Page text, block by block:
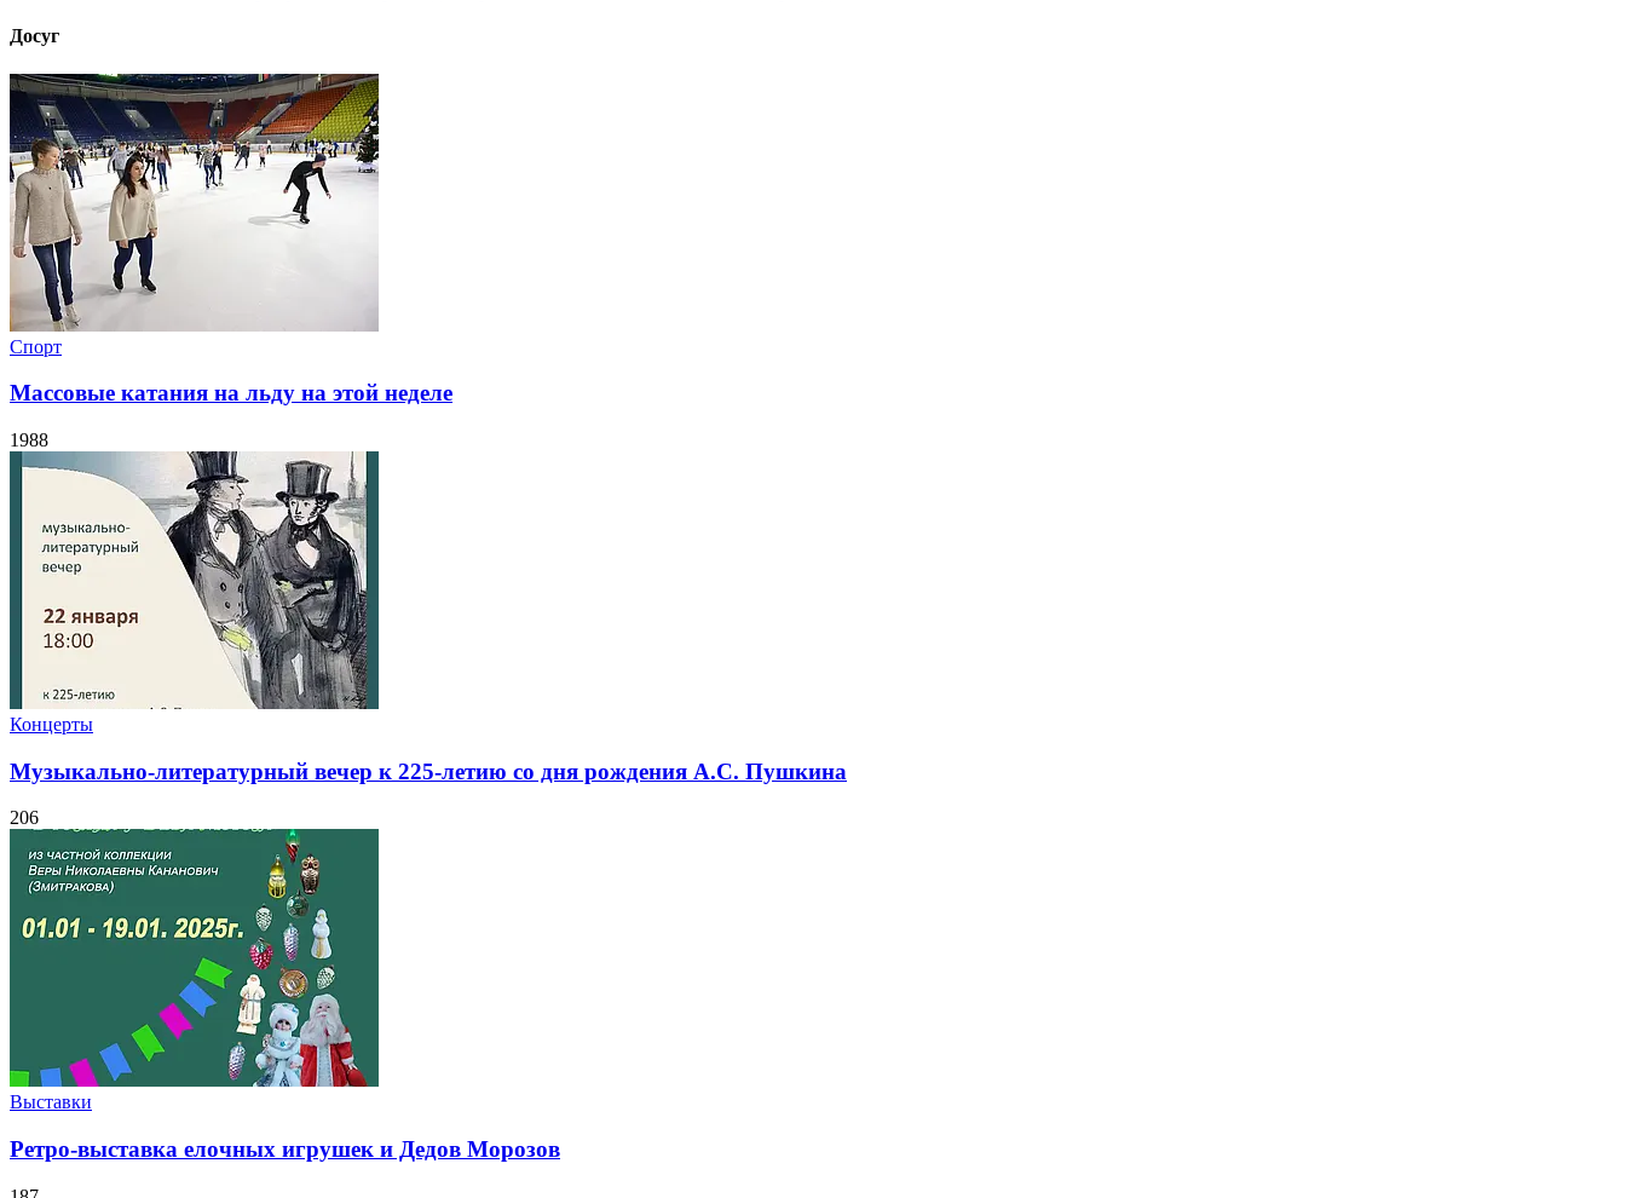
Досуг
Спорт
Массовые катания на льду на этой неделе
1988
Концерты
Музыкально-литературный вечер к 225-летию со дня рождения А.С. Пушкина
206
Выставки
Ретро-выставка елочных игрушек и Дедов Морозов